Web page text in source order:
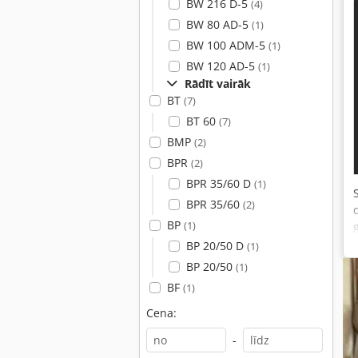
BW 216 D-5 (4)
BW 80 AD-5 (1)
BW 100 ADM-5 (1)
BW 120 AD-5 (1)
Rādīt vairāk
BT (7)
BT 60 (7)
BMP (2)
BPR (2)
BPR 35/60 D (1)
BPR 35/60 (2)
BP (1)
BP 20/50 D (1)
BP 20/50 (1)
BF (1)
Cena:
-